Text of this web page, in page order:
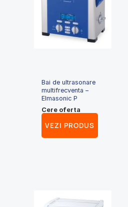
Bai de ultrasonare
multifrecventa –
Elmasonic P
Cere oferta
VEZI PRODUS